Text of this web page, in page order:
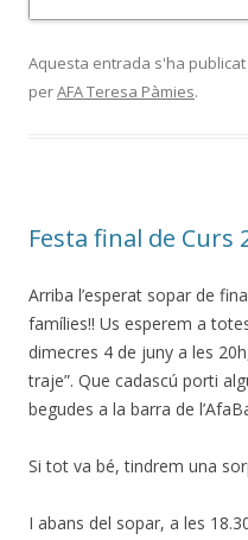
Aquesta entrada s'ha publicat
perAFA Teresa Pàmies.
Festa final de Curs
Arriba l’esperat sopar de
famílies!! Us esperem a
dimecres 4 de juny a les
traje”. Que cadascú porti
begudes a la barra de
Si tot va bé, tindrem una
I abans del sopar, a les